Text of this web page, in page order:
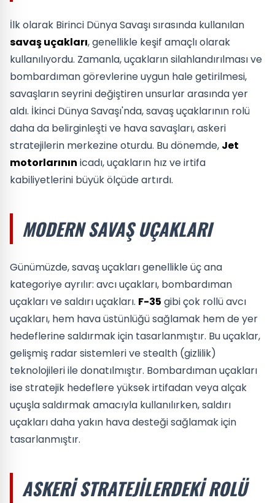
İlk olarak Birinci Dünya Savaşı sırasında kullanılan
savaş uçakları, genellikle keşif amaçlı olarak
kullanılıyordu. Zamanla, uçakların silahlandırılması ve
bombardıman görevlerine uygun hale getirilmesi,
savaşların seyrini değiştiren unsurlar arasında yer
aldı. İkinci Dünya Savaşı'nda, savaş uçaklarının rolü
daha da belirginleşti ve hava savaşları, askeri
stratejilerin merkezine oturdu. Bu dönemde, Jet
motorlarının icadı, uçakların hız ve irtifa
kabiliyetlerini büyük ölçüde artırdı.
MODERN SAVAŞ UÇAKLARI
Günümüzde, savaş uçakları genellikle üç ana
kategoriye ayrılır: avcı uçakları, bombardıman
uçakları ve saldırı uçakları. F-35 gibi çok rollü avcı
uçakları, hem hava üstünlüğü sağlamak hem de yer
hedeflerine saldırmak için tasarlanmıştır. Bu uçaklar,
gelişmiş radar sistemleri ve stealth (gizlilik)
teknolojileri ile donatılmıştır. Bombardıman uçakları
ise stratejik hedeflere yüksek irtifadan veya alçak
uçuşla saldırmak amacıyla kullanılırken, saldırı
uçakları daha yakın hava desteği sağlamak için
tasarlanmıştır.
ASKERI STRATEJILERDEKI ROLÜ